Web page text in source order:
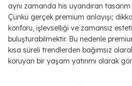
aynı zamanda his uyandıran
Çünkü gerçek premium anlayışı;
konforu, işlevselliği ve zamansız
buluşturabilmektir. Bu nedenle
kısa süreli trendlerden bağımsız
koruyan bir yaşam yatırımı olarak